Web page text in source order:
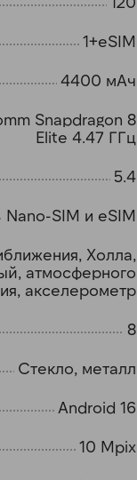
1+eSIM
4400 мАч
Snapdragon 8
Elite 4.47 ГГц
5.4
Nano-SIM и eSIM
Холла,
атмосферного
акселерометр
8
Стекло, металл
Android 16
10 Mpix